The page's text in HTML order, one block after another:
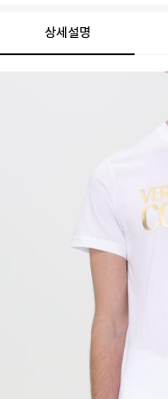
상세설명